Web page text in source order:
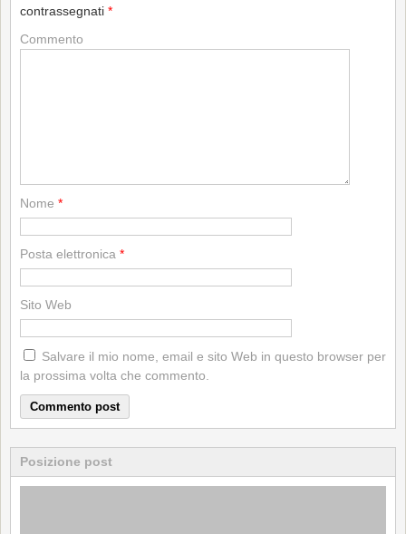
contrassegnati *
Commento
Nome *
Posta elettronica *
Sito Web
Salvare il mio nome, email e sito Web in questo browser per
la prossima volta che commento.
Posizione post